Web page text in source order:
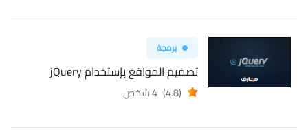
برمجة
تصميم المواقع بإستخدام jQuery
(4.8) 4 شخص